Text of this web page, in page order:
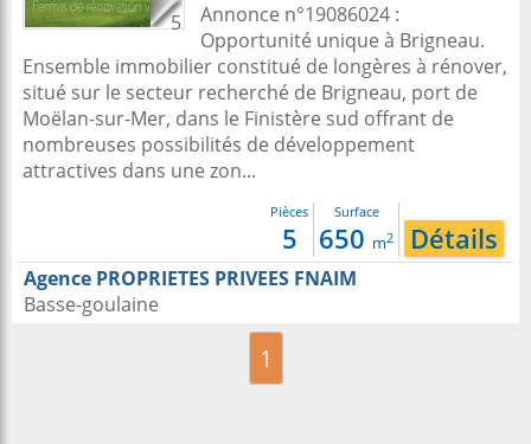
5
Annonce n°19086024 :
Opportunité unique à Brigneau.
Ensemble immobilier constitué de longères à rénover,
situé sur le secteur recherché de Brigneau, port de
Moëlan-sur-Mer, dans le Finistère sud offrant de
nombreuses possibilités de développement
attractives dans une zon...
Pièces
5
Surface
650 m2 Détails
Agence PROPRIETES PRIVEES FNAIM
Basse-goulaine
1